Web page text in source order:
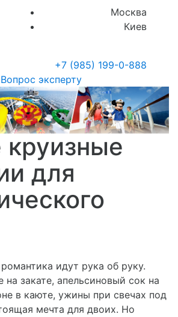
Москва
Киев
+7 (985) 199-0-888
Вопрос эксперту
для
идут рука об руку.
на закате, апельсиновый сок на
в каюте, ужины при свечах под
мечта для двоих. Но